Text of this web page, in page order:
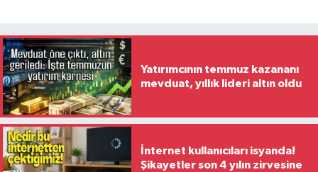
Yatırımcının temmuz kazananı
mevduat, yıllık lideri altın oldu
İnternet kullanıcıları isyanda!
Şikayetler son 4 yılın zirvesine